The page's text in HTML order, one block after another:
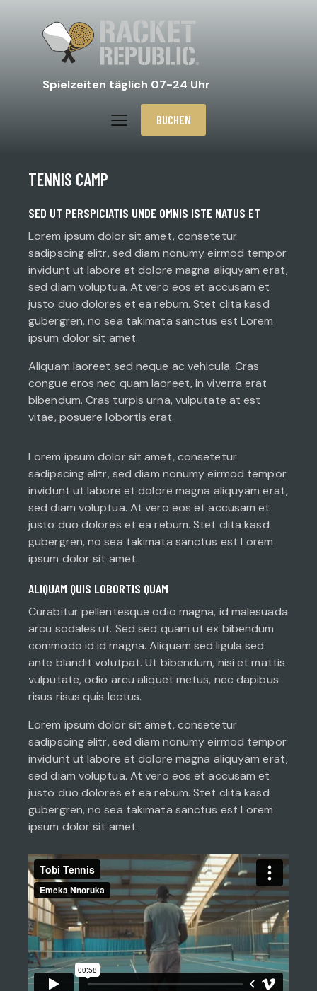
Spielzeiten täglich 07-24 Uhr
BUCHEN
TENNIS CAMP
SED UT PERSPICIATIS UNDE OMNIS ISTE NATUS ET
Lorem ipsum dolor sit amet, consetetur
sadipscing elitr, sed diam nonumy eirmod tempor
invidunt ut labore et dolore magna aliquyam erat,
sed diam voluptua. At vero eos et accusam et
justo duo dolores et ea rebum. Stet clita kasd
gubergren, no sea takimata sanctus est Lorem
ipsum dolor sit amet.
Aliquam laoreet sed neque ac vehicula. Cras
congue eros nec quam laoreet, in viverra erat
bibendum. Cras turpis urna, vulputate at est
vitae, posuere lobortis erat.
Lorem ipsum dolor sit amet, consetetur
sadipscing elitr, sed diam nonumy eirmod tempor
invidunt ut labore et dolore magna aliquyam erat,
sed diam voluptua. At vero eos et accusam et
justo duo dolores et ea rebum. Stet clita kasd
gubergren, no sea takimata sanctus est Lorem
ipsum dolor sit amet.
ALIQUAM QUIS LOBORTIS QUAM
Curabitur pellentesque odio magna, id malesuada
arcu sodales ut. Sed sed quam ut ex bibendum
commodo id id magna. Aliquam sed ligula sed
ante blandit volutpat. Ut bibendum, nisi et mattis
vulputate, odio arcu aliquet metus, nec dapibus
risus risus quis lectus.
Lorem ipsum dolor sit amet, consetetur
sadipscing elitr, sed diam nonumy eirmod tempor
invidunt ut labore et dolore magna aliquyam erat,
sed diam voluptua. At vero eos et accusam et
justo duo dolores et ea rebum. Stet clita kasd
gubergren, no sea takimata sanctus est Lorem
ipsum dolor sit amet.